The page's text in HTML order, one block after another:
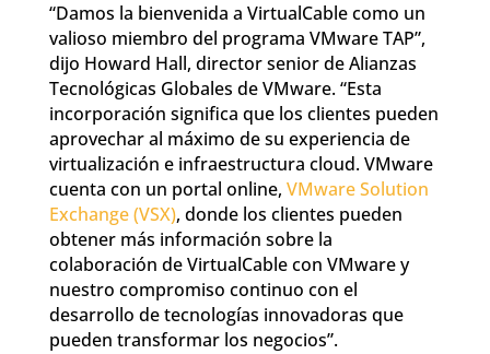
“Damos la bienvenida a VirtualCable como un
valioso miembro del programa VMware TAP”,
dijo Howard Hall, director senior de Alianzas
Tecnológicas Globales de VMware. “Esta
incorporación significa que los clientes pueden
aprovechar al máximo de su experiencia de
virtualización e infraestructura cloud. VMware
cuenta con un portal online, VMware Solution
Exchange (VSX), donde los clientes pueden
obtener más información sobre la
colaboración de VirtualCable con VMware y
nuestro compromiso continuo con el
desarrollo de tecnologías innovadoras que
pueden transformar los negocios”.